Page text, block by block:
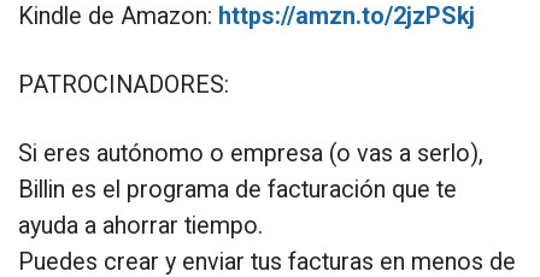
Kindle de Amazon: https://amzn.to/2jzPSkj
PATROCINADORES:
Si eres autónomo o empresa (o vas a serlo),
Billin es el programa de facturación que te
ayuda a ahorrar tiempo.
Puedes crear y enviar tus facturas en menos de